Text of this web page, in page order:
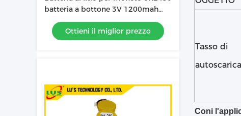
batteria a bottone 3V 1200mah
ESL batteria al litio OEM
Ottieni il miglior prezzo
Tasso di
autoscarica
Coni